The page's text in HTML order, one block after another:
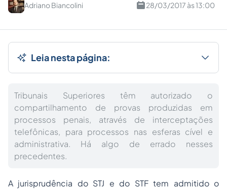
Adriano Biancolini 28/03/2017 às 13:00
Leia nesta página:
Tribunais Superiores têm autorizado o
compartilhamento de provas produzidas em
processos penais, através de interceptações
telefônicas, para processos nas esferas cível e
administrativa. Há algo de errado nesses
precedentes.
A jurisprudência do STJ e do STF tem admitido o